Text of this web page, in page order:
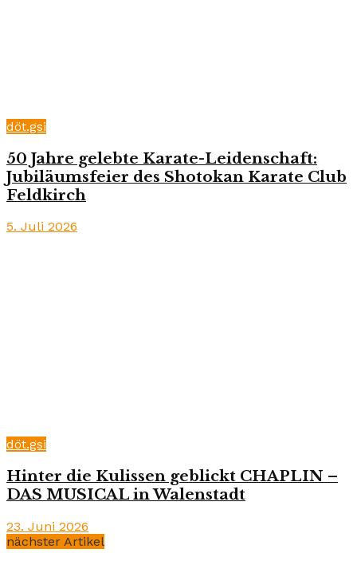
döt.gsi
50 Jahre gelebte Karate-Leidenschaft:
Jubiläumsfeier des Shotokan Karate Club
Feldkirch
5. Juli 2026
döt.gsi
Hinter die Kulissen geblickt CHAPLIN –
DAS MUSICAL in Walenstadt
23. Juni 2026
nächster Artikel